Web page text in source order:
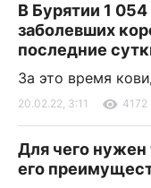
В Бурятии 1
заболевших
последние
За это время
20.02.22, 3:11 4172
Для чего
его